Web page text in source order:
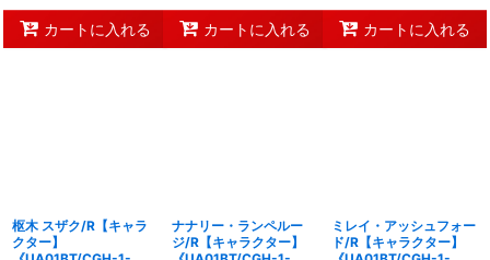
カートに入れる カートに入れる カートに入れる
枢木 スザク/R【キャラ
クター】
ナナリー・ランペルー
ジ/R【キャラクター】
ミレイ・アッシュフォー
ド/R【キャラクター】